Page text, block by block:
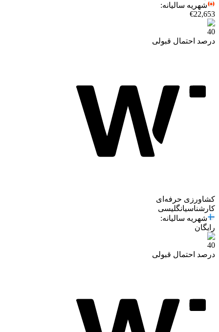
شهریه سالیانه:
€22,653
40
درصد احتمال قبولی
کشاورزی حرفه‌ای
کارشناسیانگلیسی
شهریه سالیانه:
رایگان
40
درصد احتمال قبولی